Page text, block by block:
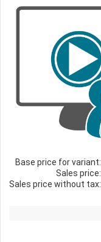
Base price for variant:
Sales price:
Sales price without tax: